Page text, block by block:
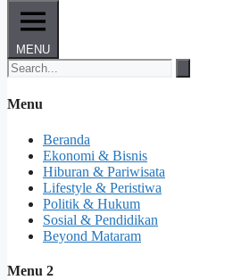
MENU
Menu
Beranda
Ekonomi & Bisnis
Hiburan & Pariwisata
Lifestyle & Peristiwa
Politik & Hukum
Sosial & Pendidikan
Beyond Mataram
Menu 2